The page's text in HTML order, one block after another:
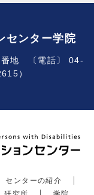
センター学院
地 〔電話〕 04-
）
センターの紹介